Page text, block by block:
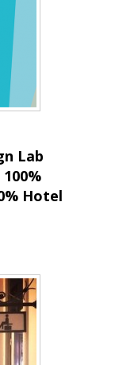
Lab
Hotel